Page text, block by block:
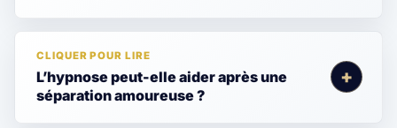
L’hypnose peut-elle aider après une
séparation amoureuse ?